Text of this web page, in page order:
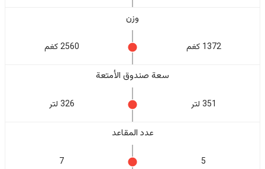
وزن
1372 كغم 2560 كغم
سعة صندوق الأمتعة
351 لتر 326 لتر
عدد المقاعد
5
7